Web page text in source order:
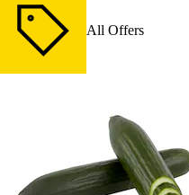
All Offers